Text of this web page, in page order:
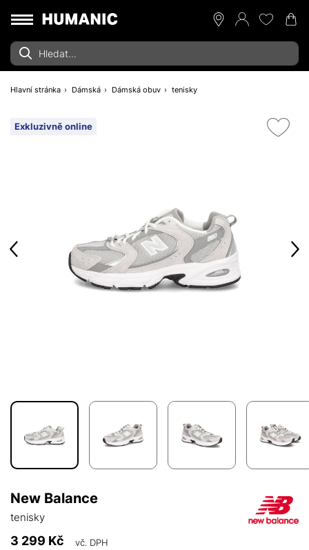
Hlavní stránka Dámská Dámská obuv tenisky
Exkluzivně online
New Balance
tenisky
3 299 Kč vč. DPH